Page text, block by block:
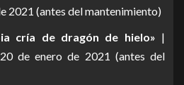
2021 (antes del mantenimiento)
cría de dragón de hielo» |
de enero de 2021 (antes del